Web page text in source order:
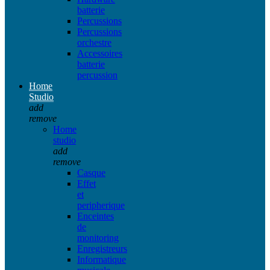
batterie
Percussions
Percussions
orchestre
Accessoires
batterie
percussion
Home
Studio
add
remove
Home
studio
add
remove
Casque
Effet
et
peripherique
Enceintes
de
monitoring
Enregistreurs
Informatique